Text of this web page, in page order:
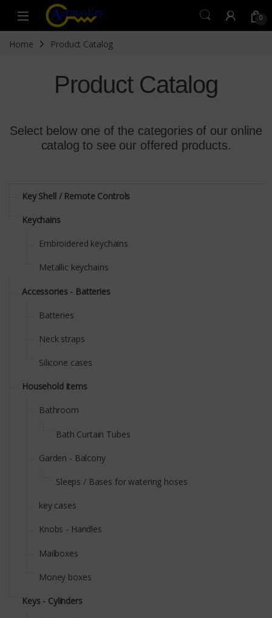
Skip to navigation
Skip to content
Open 0
Home Product Catalog
Product Catalog
Select below one of the categories of our online
catalog to see our offered products.
Key Shell / Remote Controls
Keychains
Embroidered keychains
Metallic keychains
Accessories - Batteries
Batteries
Neck straps
Silicone cases
Household items
Bathroom
Bath Curtain Tubes
Garden - Balcony
Sleeps / Bases for watering hoses
key cases
Knobs - Handles
Mailboxes
Money boxes
Keys - Cylinders